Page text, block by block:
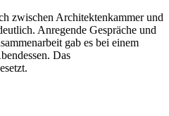
zwischen Architektenkammer und
Anregende Gespräche und
gab es bei einem
Das